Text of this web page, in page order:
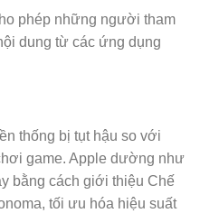
phép những người tham
dung từ các ứng dụng
thống bị tụt hậu so với
game. Apple dường như
bằng cách giới thiệu Chế
tối ưu hóa hiệu suất